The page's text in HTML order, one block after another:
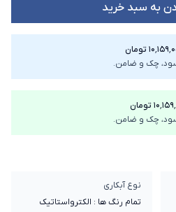
به سبد خرید
نوع آبکاری
تمام رنگ ها : الکترواستاتیک